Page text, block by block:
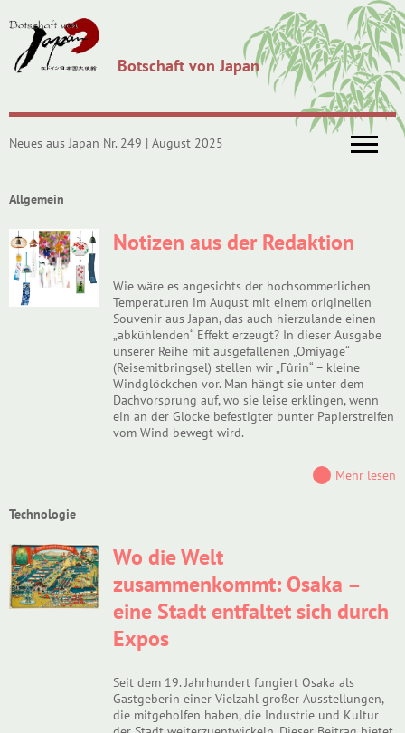
Botschaft von Japan
Neues aus Japan Nr. 249 | August 2025
Allgemein
Notizen aus der Redaktion
Wie wäre es angesichts der hochsommerlichen
Temperaturen im August mit einem originellen
Souvenir aus Japan, das auch hierzulande einen
„abkühlenden“ Effekt erzeugt? In dieser Ausgabe
unserer Reihe mit ausgefallenen „Omiyage“
(Reisemitbringsel) stellen wir „Fûrin“ – kleine
Windglöckchen vor. Man hängt sie unter dem
Dachvorsprung auf, wo sie leise erklingen, wenn
ein an der Glocke befestigter bunter Papierstreifen
vom Wind bewegt wird.
Mehr lesen
Technologie
Wo die Welt
zusammenkommt: Osaka –
eine Stadt entfaltet sich durch
Expos
Seit dem 19. Jahrhundert fungiert Osaka als
Gastgeberin einer Vielzahl großer Ausstellungen,
die mitgeholfen haben, die Industrie und Kultur